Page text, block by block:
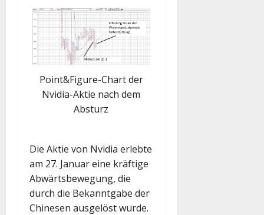
Point&Figure-Chart der
Nvidia-Aktie nach dem
Absturz
Die Aktie von Nvidia erlebte
am 27. Januar eine kräftige
Abwärtsbewegung, die
durch die Bekanntgabe der
Chinesen ausgelöst wurde.